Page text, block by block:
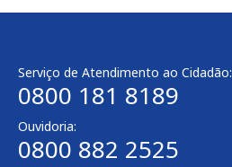
Serviço de Atendimento ao Cidadão:
0800 181 8189
Ouvidoria:
0800 882 2525​